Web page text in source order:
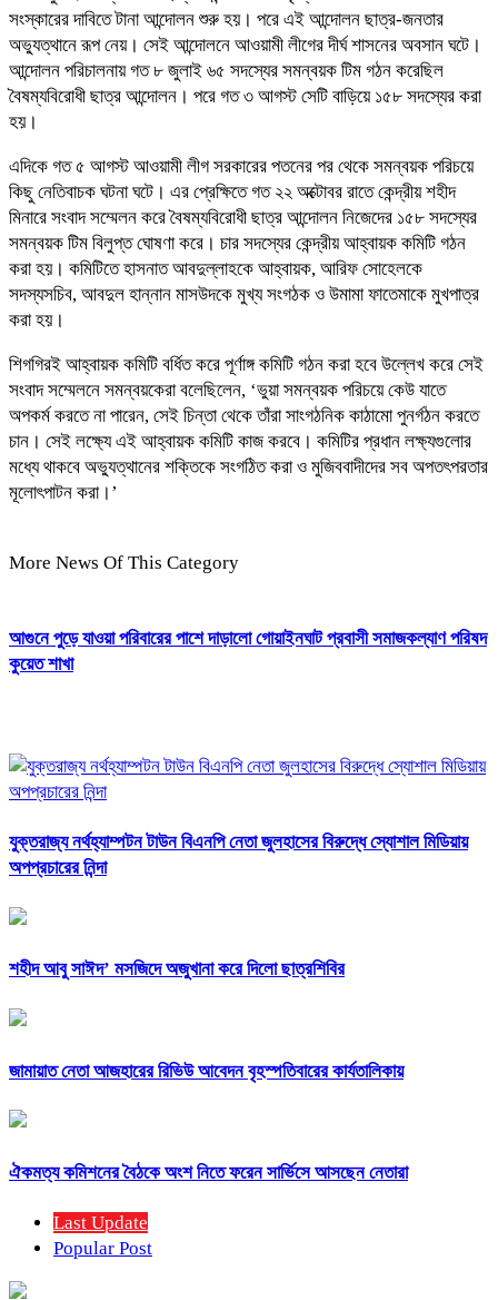
সংস্কারের দাবিতে টানা আন্দোলন শুরু হয়। পরে এই আন্দোলন ছাত্র-জনতার
অভ্যুত্থানে রূপ নেয়। সেই আন্দোলনে আওয়ামী লীগের দীর্ঘ শাসনের অবসান ঘটে।
আন্দোলন পরিচালনায় গত ৮ জুলাই ৬৫ সদস্যের সমন্বয়ক টিম গঠন করেছিল
বৈষম্যবিরোধী ছাত্র আন্দোলন। পরে গত ৩ আগস্ট সেটি বাড়িয়ে ১৫৮ সদস্যের করা
হয়।
এদিকে গত ৫ আগস্ট আওয়ামী লীগ সরকারের পতনের পর থেকে সমন্বয়ক পরিচয়ে
কিছু নেতিবাচক ঘটনা ঘটে। এর প্রেক্ষিতে গত ২২ অক্টোবর রাতে কেন্দ্রীয় শহীদ
মিনারে সংবাদ সম্মেলন করে বৈষম্যবিরোধী ছাত্র আন্দোলন নিজেদের ১৫৮ সদস্যের
সমন্বয়ক টিম বিলুপ্ত ঘোষণা করে। চার সদস্যের কেন্দ্রীয় আহ্বায়ক কমিটি গঠন
করা হয়। কমিটিতে হাসনাত আবদুল্লাহকে আহ্বায়ক, আরিফ সোহেলকে
সদস্যসচিব, আবদুল হান্নান মাসউদকে মুখ্য সংগঠক ও উমামা ফাতেমাকে মুখপাত্র
করা হয়।
শিগগিরই আহ্বায়ক কমিটি বর্ধিত করে পূর্ণাঙ্গ কমিটি গঠন করা হবে উল্লেখ করে সেই
সংবাদ সম্মেলনে সমন্বয়কেরা বলেছিলেন, ‘ভুয়া সমন্বয়ক পরিচয়ে কেউ যাতে
অপকর্ম করতে না পারেন, সেই চিন্তা থেকে তাঁরা সাংগঠনিক কাঠামো পুনর্গঠন করতে
চান। সেই লক্ষ্যে এই আহ্বায়ক কমিটি কাজ করবে। কমিটির প্রধান লক্ষ্যগুলোর
মধ্যে থাকবে অভ্যুত্থানের শক্তিকে সংগঠিত করা ও মুজিববাদীদের সব অপতৎপরতার
মূলোৎপাটন করা।’
More News Of This Category
আগুনে পুড়ে যাওয়া পরিবারের পাশে দাড়ালো গোয়াইনঘাট প্রবাসী সমাজকল্যাণ পরিষদ
কুয়েত শাখা
যুক্তরাজ্য নর্থহ্যাম্পটন টাউন বিএনপি নেতা জুলহাসের বিরুদ্ধে স্যোশাল মিডিয়ায়
অপপ্রচারের নিন্দা
শহীদ আবু সাঈদ’ মসজিদে অজুখানা করে দিলো ছাত্রশিবির
জামায়াত নেতা আজহারের রিভিউ আবেদন বৃহস্পতিবারের কার্যতালিকায়
ঐকমত্য কমিশনের বৈঠকে অংশ নিতে ফরেন সার্ভিসে আসছেন নেতারা
Last Update
Popular Post